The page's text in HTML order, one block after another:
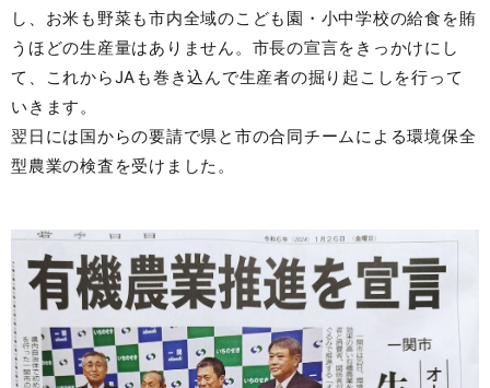
し、お米も野菜も市内全域のこども園・小中学校の給食を賄
うほどの生産量はありません。市長の宣言をきっかけにし
て、これからJAも巻き込んで生産者の掘り起こしを行って
いきます。
翌日には国からの要請で県と市の合同チームによる環境保全
型農業の検査を受けました。